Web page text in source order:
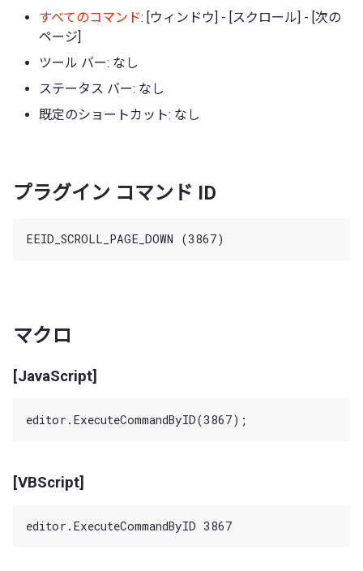
すべてのコマンド: [ウィンドウ] - [スクロール] - [次の
ページ]
ツール バー: なし
ステータス バー: なし
既定のショートカット: なし
プラグイン コマンド ID
マクロ
[JavaScript]
[VBScript]